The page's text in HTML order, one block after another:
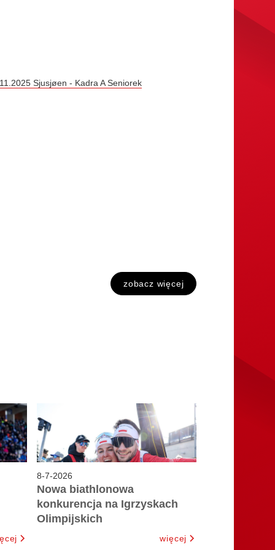
Sjusjøen - Kadra A Seniorek
zobacz więcej
8-7-2026
Nowa biathlonowa
konkurencja na Igrzyskach
Olimpijskich
więcej